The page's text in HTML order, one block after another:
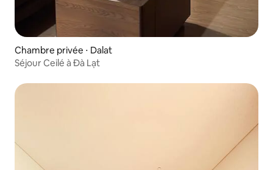
Chambre privée ⋅ Dalat
Séjour Ceilé à Đà Lạt